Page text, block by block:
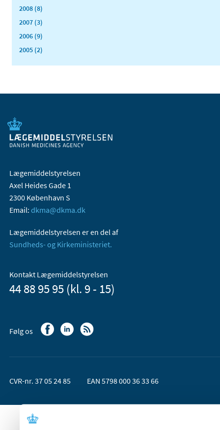
2008 (8)
2007 (3)
2006 (9)
2005 (2)
Lægemiddelstyrelsen
Axel Heides Gade 1
2300 København S
Email: dkma@dkma.dk
Lægemiddelstyrelsen er en del af
Sundheds- og Kirkeministeriet.
Kontakt Lægemiddelstyrelsen
44 88 95 95 (kl. 9 - 15)
Følg os
CVR-nr. 37 05 24 85 EAN 5798 000 36 33 66